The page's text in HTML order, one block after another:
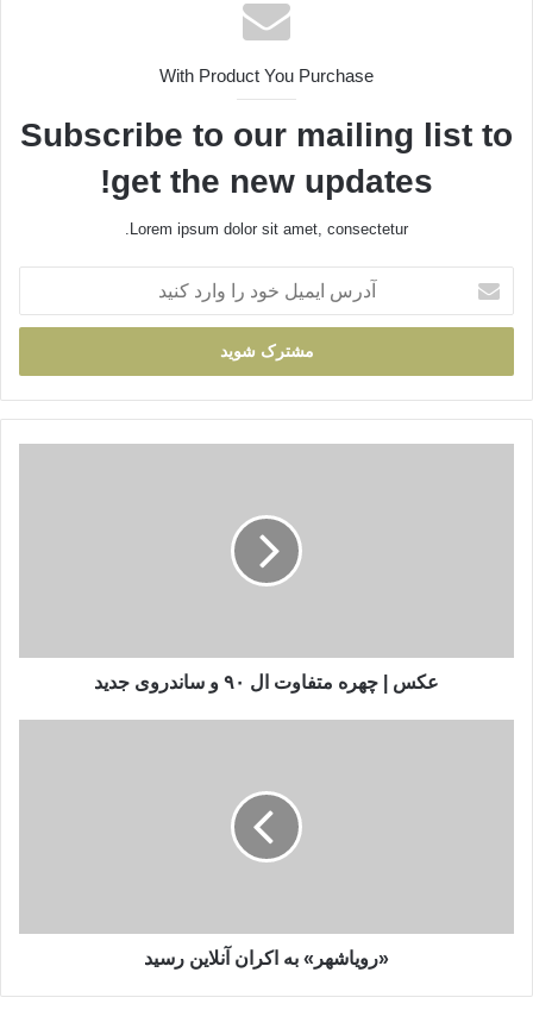
With Product You Purchase
Subscribe to our mailing list to
get the new updates!
Lorem ipsum dolor sit amet, consectetur.
ایمیل
خود
وارد
کنید
جدید
عکس | چهره متفاوت ال ۹۰ و ساندروی جدید
«رویاشهر» به اکران آنلاین رسید